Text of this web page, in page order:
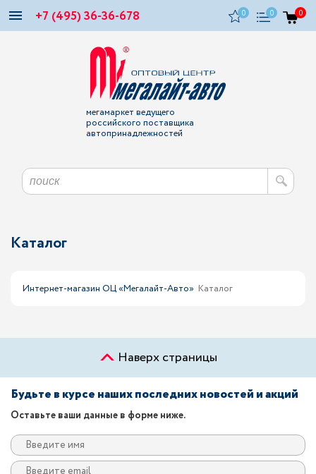
+7 (495) 36-36-678 0 0 0
мегамаркет ведущего
российского поставщика
автопринадлежностей
Каталог
Интернет-магазин ОЦ «Мегалайт-Авто» Каталог
Наверх страницы
Будьте в курсе наших последних новостей и акций
Оставьте ваши данные в форме ниже.